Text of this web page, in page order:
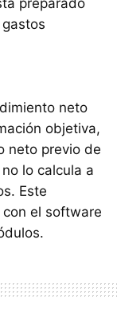
preparado
neto
objetiva,
neto previo de
lo calcula a
Este
el software